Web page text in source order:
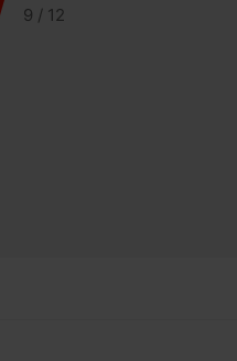
9 / 12